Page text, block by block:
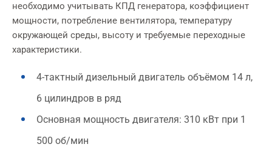
необходимо учитывать КПД генератора, коэффициент
мощности, потребление вентилятора, температуру
окружающей среды, высоту и требуемые переходные
характеристики.
4-тактный дизельный двигатель объёмом 14 л,
6 цилиндров в ряд
Основная мощность двигателя: 310 кВт при 1
500 об/мин